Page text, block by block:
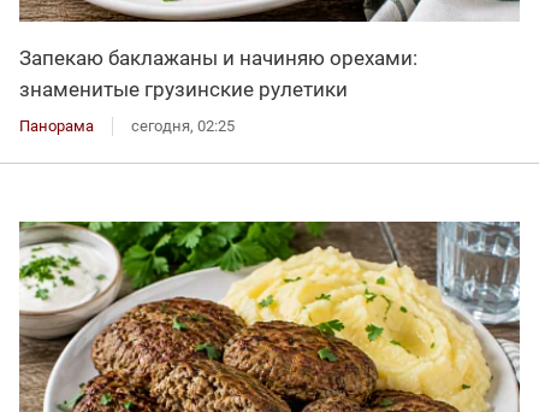
Запекаю баклажаны и начиняю орехами:
знаменитые грузинские рулетики
Панорама сегодня, 02:25